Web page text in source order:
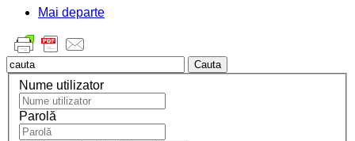
Mai departe
Cauta
Nume utilizator
Parolă